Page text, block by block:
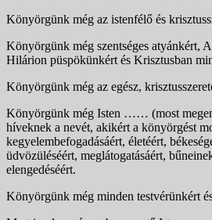
Könyörgünk még az istenfélő és
Könyörgünk még szentséges atyánkért,
Hilárion püspökünkért és Krisztusban
Könyörgünk még az egész,
Könyörgünk még Isten …… (most
híveknek a nevét, akikért a könyörgést
kegyelembefogadásáért, életéért,
üdvözüléséért, meglátogatásáért,
elengedéséért.
Könyörgünk még minden testvérünkért